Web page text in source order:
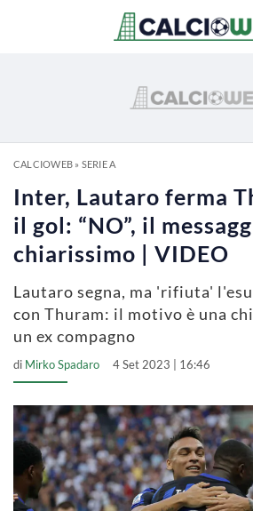
CALCIOWEB» SERIE A
Inter, Lautaro ferma
il gol: “NO”, il
chiarissimo | VIDEO
Lautaro segna, ma 'rifiuta'
con Thuram: il motivo è una
un ex compagno
di Mirko Spadaro 4 Set 2023 | 16:46